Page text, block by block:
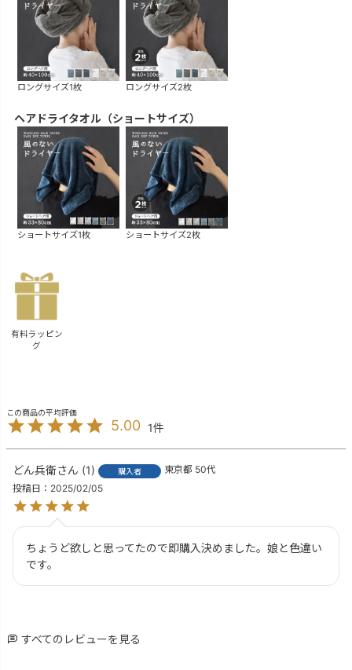
ロングサイズ1枚 ロングサイズ2枚
ヘアドライタオル（ショートサイズ）
ショートサイズ1枚 ショートサイズ2枚
有料ラッピン
グ
5.00 1
どん兵衛 1 購入者 東京都 50代
投稿日
2025/02/05
ちょうど欲しと思ってたので即購入決めました。娘と色違い
です。
すべてのレビューを見る